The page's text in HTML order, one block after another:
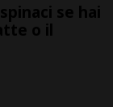
se hai
o il